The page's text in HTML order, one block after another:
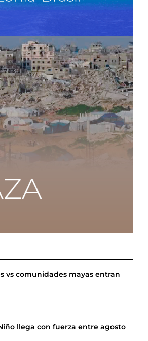
vs comunidades mayas entran
llega con fuerza entre agosto